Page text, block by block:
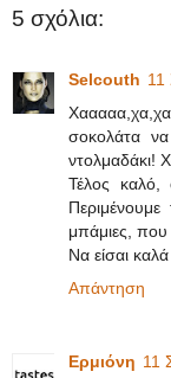
5 σχόλια:
Selcouth 11
σοκολάτα
ντολμαδάκι!
Τέλος καλό,
μπάμιες,
Να είσαι
Απάντηση
Ερμιόνη 11